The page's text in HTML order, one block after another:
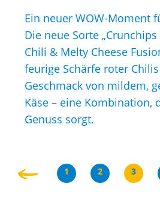
Ein neuer WOW-Moment
Die neue Sorte
Chili & Melty Cheese
feurige Schärfe roter
Geschmack von mildem,
Käse – eine Kombination,
Genuss sorgt.
Vorherige
Seite
Seite
1
Seite
2 3